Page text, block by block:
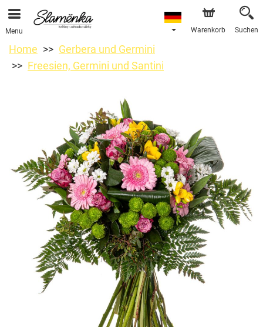
Menu Warenkorb Suchen
Home
Gerbera und Germini
Freesien, Germini und Santini